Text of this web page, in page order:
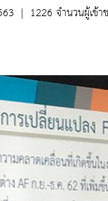
| 1226 จำนวนผู้เข้า